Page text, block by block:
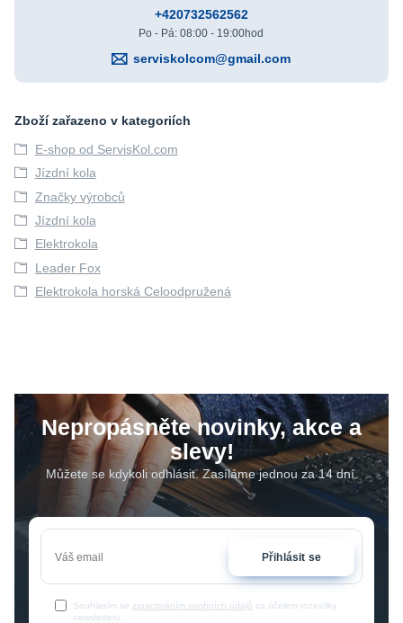
+420732562562
Po - Pá: 08:00 - 19:00hod
serviskolcom@gmail.com
Zboží zařazeno v kategoriích
E-shop od ServisKol.com
Jízdní kola
Značky výrobců
Jízdní kola
Elektrokola
Leader Fox
Elektrokola horská Celoodpružená
Nepropásněte novinky, akce a
slevy!
Můžete se kdykoli odhlásit. Zasíláme jednou za 14 dní.
Přihlásit se
Souhlasím se zpracováním osobních údajů za účelem rozesílky
newsletteru.